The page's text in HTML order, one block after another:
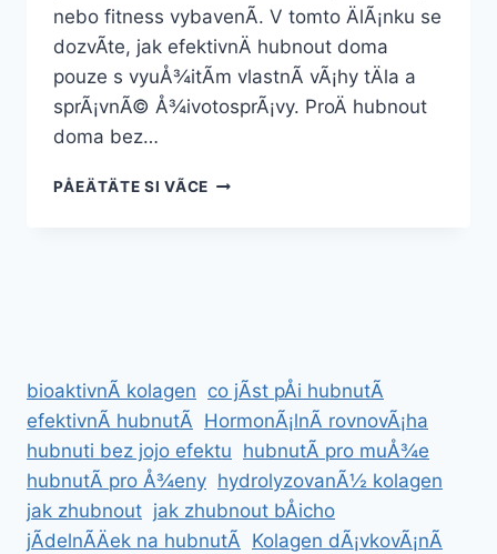
nebo fitness vybavenÃ­. V tomto ÄlÃ¡nku se
dozvÃ­te, jak efektivnÄ hubnout doma
pouze s vyuÅ¾itÃ­m vlastnÃ­ vÃ¡hy tÄla a
sprÃ¡vnÃ© Å¾ivotosprÃ¡vy. ProÄ hubnout
doma bez…
PÅEÄTÄTE SI VÃ­CEHUBNUTÃ­
bioaktivnÃ­ kolagen co jÃ­st pÅi hubnutÃ­
efektivnÃ­ hubnutÃ­ HormonÃ¡lnÃ­ rovnovÃ¡ha
hubnuti bez jojo efektu hubnutÃ­ pro muÅ¾e
hubnutÃ­ pro Å¾eny hydrolyzovanÃ½ kolagen
jak zhubnout jak zhubnout bÅicho
jÃ­delnÃ­Äek na hubnutÃ­ Kolagen dÃ¡vkovÃ¡nÃ­